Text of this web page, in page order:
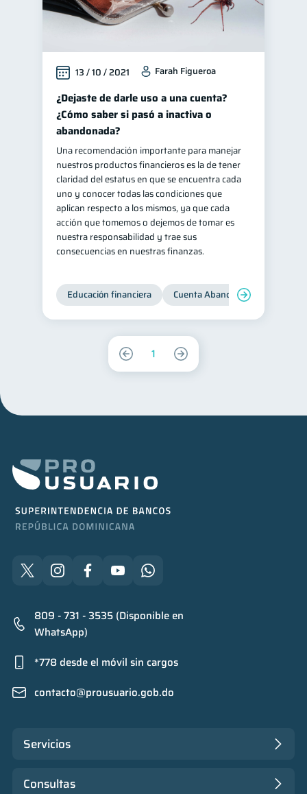
13 / 10 / 2021 Farah Figueroa
¿Dejaste de darle uso a una cuenta?
¿Cómo saber si pasó a inactiva o
abandonada?
Una recomendación importante para manejar
nuestros productos financieros es la de tener
claridad del estatus en que se encuentra cada
uno y conocer todas las condiciones que
aplican respecto a los mismos, ya que cada
acción que tomemos o dejemos de tomar es
nuestra responsabilidad y trae sus
consecuencias en nuestras finanzas.
Educación financiera Cuenta Abandonada
1
809 - 731 - 3535 (Disponible en
WhatsApp)
*778 desde el móvil sin cargos
contacto@prousuario.gob.do
Servicios
Consultas